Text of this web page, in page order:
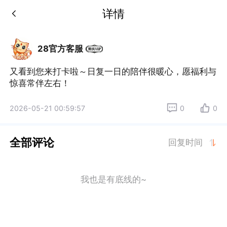
详情
28官方客服
又看到您来打卡啦～日复一日的陪伴很暖心，愿福利与
惊喜常伴左右！
2026-05-21 00:59:57 0 0
全部评论 回复时间
我也是有底线的~